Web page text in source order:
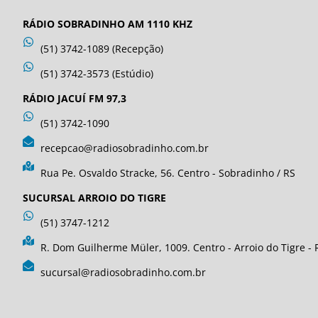
RÁDIO SOBRADINHO AM 1110 KHZ
(51) 3742-1089 (Recepção)
(51) 3742-3573 (Estúdio)
RÁDIO JACUÍ FM 97,3
(51) 3742-1090
recepcao@radiosobradinho.com.br
Rua Pe. Osvaldo Stracke, 56. Centro - Sobradinho / RS
SUCURSAL ARROIO DO TIGRE
(51) 3747-1212
R. Dom Guilherme Müler, 1009. Centro - Arroio do Tigre -
sucursal@radiosobradinho.com.br